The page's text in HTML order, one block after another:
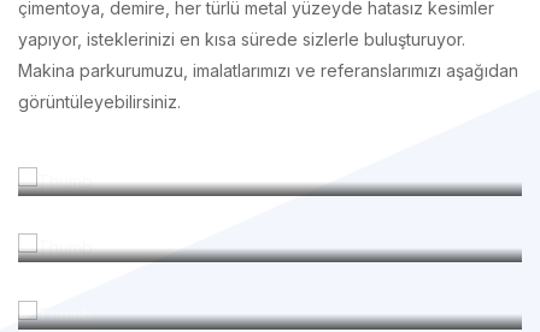
Makina parkurumuzu, imalatlarımızı ve referanslarımızı aşağıdan
görüntüleyebilirsiniz.
İmalatlarımız